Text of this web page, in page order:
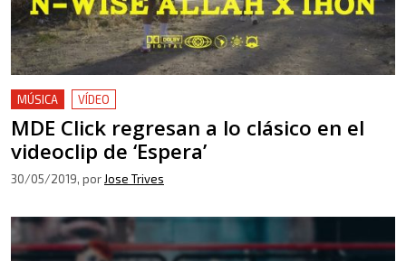
MÚSICA VÍDEO
MDE Click regresan a lo clásico en el
videoclip de ‘Espera’
30/05/2019, por Jose Trives